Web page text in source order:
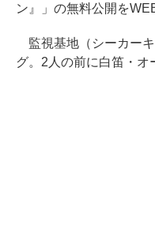
ン』」の無料公開を
監視基地（シーカー
グ。2人の前に白笛・オ